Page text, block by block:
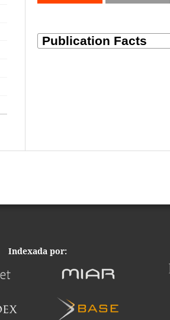
Indexada por: